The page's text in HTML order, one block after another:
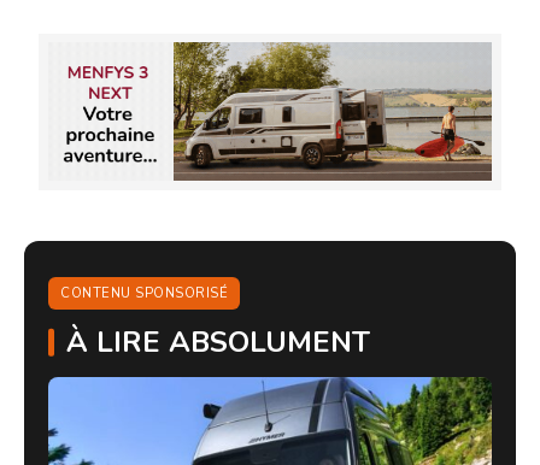
CONTENU SPONSORISÉ
À LIRE ABSOLUMENT